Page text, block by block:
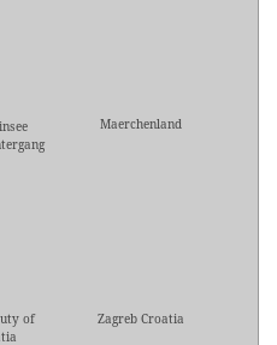
Maerchenland
of
Zagreb Croatia